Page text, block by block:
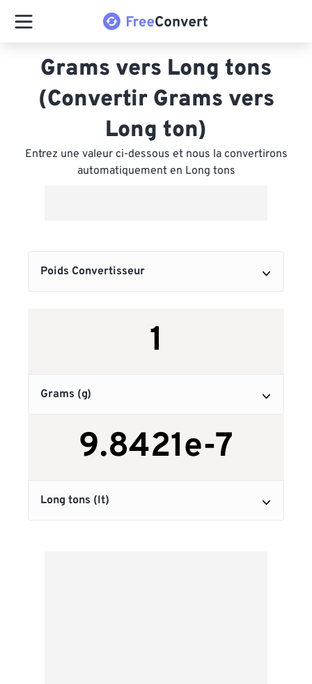
Grams vers Long tons
(Convertir Grams vers
Long ton)
Entrez une valeur ci-dessous et nous la convertirons
automatiquement en Long tons